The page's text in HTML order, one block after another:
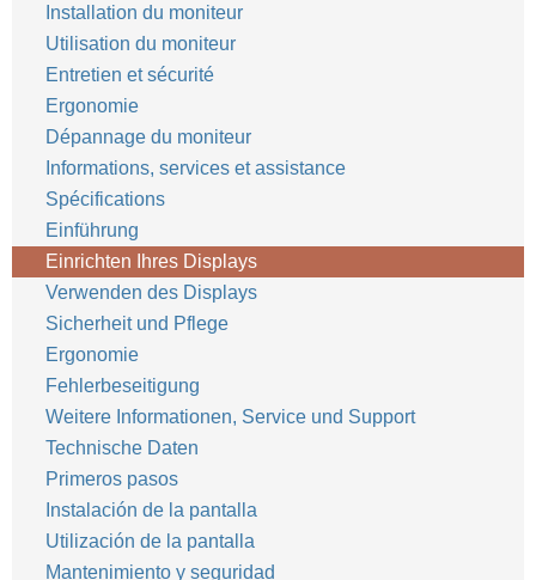
Installation du moniteur
Utilisation du moniteur
Entretien et sécurité
Ergonomie
Dépannage du moniteur
Informations, services et assistance
Spécifications
Einführung
Einrichten Ihres Displays
Verwenden des Displays
Sicherheit und Pflege
Ergonomie
Fehlerbeseitigung
Weitere Informationen, Service und Support
Technische Daten
Primeros pasos
Instalación de la pantalla
Utilización de la pantalla
Mantenimiento y seguridad